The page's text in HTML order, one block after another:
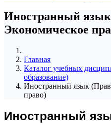
Иностранный язык
Экономическое
Главная
Каталог учебных
образование)
Иностранный язык
право)
Иностранный